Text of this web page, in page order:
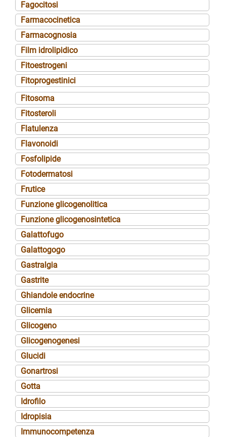
Fagocitosi
Farmacocinetica
Farmacognosia
Film idrolipidico
Fitoestrogeni
Fitoprogestinici
Fitosoma
Fitosteroli
Flatulenza
Flavonoidi
Fosfolipide
Fotodermatosi
Frutice
Funzione glicogenolitica
Funzione glicogenosintetica
Galattofugo
Galattogogo
Gastralgia
Gastrite
Ghiandole endocrine
Glicemia
Glicogeno
Glicogenogenesi
Glucidi
Gonartrosi
Gotta
Idrofilo
Idropisia
Immunocompetenza